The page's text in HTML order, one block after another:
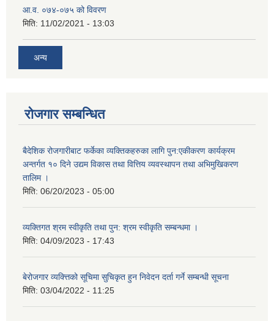
आ.व. ०७४-०७५ को विवरण
मिति: 11/02/2021 - 13:03
अन्य
रोजगार सम्बन्धित
बैदेशिक रोजगारीबाट फर्केका व्यक्तिकहरुका लागि पुन:एकीकरण कार्यक्रम
अन्तर्गत १० दिने उद्यम विकास तथा वित्तिय व्यवस्थापन तथा अभिमुखिकरण
तालिम ।
मिति: 06/20/2023 - 05:00
व्यक्तिगत श्रम स्वीकृति तथा पुन: श्रम स्वीकृति सम्बन्धमा ।
मिति: 04/09/2023 - 17:43
बेरोजगार व्यक्त्तिको सूचिमा सुचिकृत हुन निवेदन दर्ता गर्ने सम्बन्धी सूचना
मिति: 03/04/2022 - 11:25